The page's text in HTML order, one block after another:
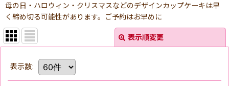
母の日・ハロウィン・クリスマスなどのデザインカップケーキは早
く締め切る可能性があります。ご予約はお早めに
表示順変更
表示数: